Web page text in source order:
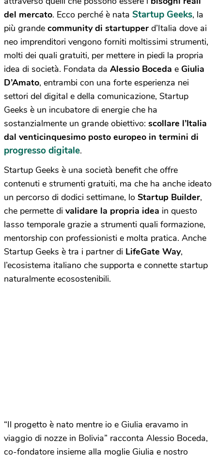
del mercato. Ecco perché è nata Startup Geeks, la
più grande community di startupper d’Italia dove ai
neo imprenditori vengono forniti moltissimi strumenti,
molti dei quali gratuiti, per mettere in piedi la propria
idea di società. Fondata da Alessio Boceda e Giulia
D’Amato, entrambi con una forte esperienza nei
settori del digital e della comunicazione, Startup
Geeks è un incubatore di energie che ha
sostanzialmente un grande obiettivo: scollare l’Italia
dal venticinquesimo posto europeo in termini di
progresso digitale.
Startup Geeks è una società benefit che offre
contenuti e strumenti gratuiti, ma che ha anche ideato
un percorso di dodici settimane, lo Startup Builder,
che permette di validare la propria idea in questo
lasso temporale grazie a strumenti quali formazione,
mentorship con professionisti e molta pratica. Anche
Startup Geeks è tra i partner di LifeGate Way,
l’ecosistema italiano che supporta e connette startup
naturalmente ecosostenibili.
“Il progetto è nato mentre io e Giulia eravamo in
viaggio di nozze in Bolivia” racconta Alessio Boceda,
co-fondatore insieme alla moglie Giulia e nostro